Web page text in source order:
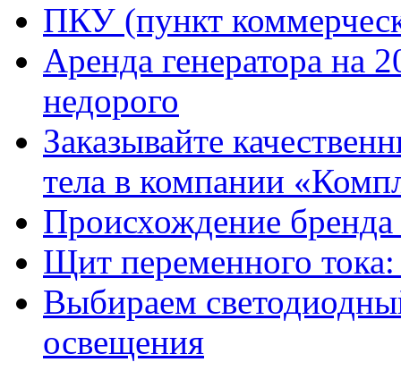
ПКУ (пункт
Аренда генератора на
недорого
Заказывайте
тела в компании
Происхождение
Щит переменного тока:
Выбираем
освещения